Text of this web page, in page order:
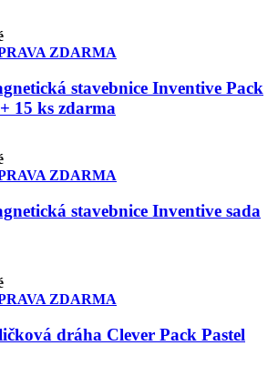
ZDARMA
stavebnice Inventive Pack
15 ks zdarma
ZDARMA
stavebnice Inventive sada
ZDARMA
dráha Clever Pack Pastel